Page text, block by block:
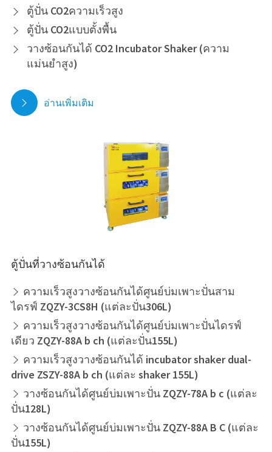
 ตู้ปั่น CO2ความเร็วสูง
 ตู้ปั่น CO2แบบตั้งพื้น

วางซ้อนกันได้ CO2 Incubator Shaker (ความ
แม่นยำสูง)
 อ่านเพิ่มเติม
ตู้ปั่นที่วางซ้อนกันได้
 ความเร็วสูงวางซ้อนกันได้ศูนย์บ่มเพาะปั่นสาม
ไดรฟ์ ZQZY-3CS8H (แต่ละปั่น306L)
 ความเร็วสูงวางซ้อนกันได้ศูนย์บ่มเพาะปั่นไดรฟ์
เดียว ZQZY-88A b ch (แต่ละปั่น155L)
 ความเร็วสูงวางซ้อนกันได้ incubator shaker dual-
drive ZSZY-88A b ch (แต่ละ shaker 155L)
 วางซ้อนกันได้ศูนย์บ่มเพาะปั่น ZQZY-78A b c (แต่ละ
ปั่น128L)
 วางซ้อนกันได้ศูนย์บ่มเพาะปั่น ZQZY-88A B C (แต่ละ
ปั่น155L)